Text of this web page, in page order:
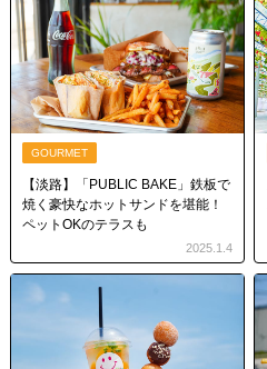
GOURMET
【淡路】「PUBLIC BAKE」鉄板で
焼く豪快なホットサンドを堪能！
ペットOKのテラスも
2025.1.4